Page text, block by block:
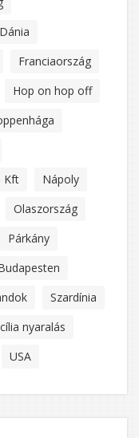
Dánia
Franciaország
Hop on hop off
Kft
Nápoly
Olaszország
Párkány
Szardínia
nyaralás
USA